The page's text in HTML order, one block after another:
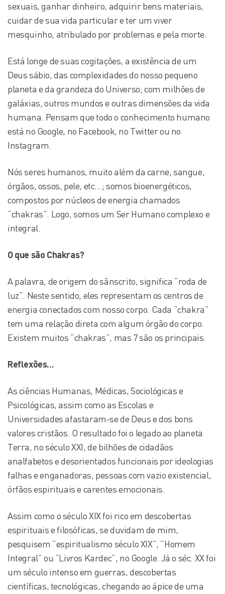
sexuais, ganhar dinheiro, adquirir bens materiais,
cuidar de sua vida particular e ter um viver
mesquinho, atribulado por problemas e pela morte.
Está longe de suas cogitações, a existência de um
Deus sábio, das complexidades do nosso pequeno
planeta e da grandeza do Universo; com milhões de
galáxias, outros mundos e outras dimensões da vida
humana. Pensam que todo o conhecimento humano
está no Google, no Facebook, no Twitter ou no
Instagram.
Nós seres humanos, muito além da carne, sangue,
órgãos, ossos, pele, etc…; somos bioenergéticos,
compostos por núcleos de energia chamados
“chakras”. Logo, somos um Ser Humano complexo e
integral.
O que são Chakras?
A palavra, de origem do sânscrito, significa “roda de
luz”. Neste sentido, eles representam os centros de
energia conectados com nosso corpo. Cada “chakra”
tem uma relação direta com algum órgão do corpo.
Existem muitos “chakras”, mas 7 são os principais.
Reflexões…
As ciências Humanas, Médicas, Sociológicas e
Psicológicas, assim como as Escolas e
Universidades afastaram-se de Deus e dos bons
valores cristãos. O resultado foi o legado ao planeta
Terra, no século XXI, de bilhões de cidadãos
analfabetos e desorientados funcionais por ideologias
falhas e enganadoras, pessoas com vazio existencial,
órfãos espirituais e carentes emocionais.
Assim como o século XIX foi rico em descobertas
espirituais e filosóficas, se duvidam de mim,
pesquisem “espiritualismo século XIX”, “Homem
Integral” ou “Livros Kardec”, no Google. Já o séc. XX foi
um século intenso em guerras, descobertas
científicas, tecnológicas, chegando ao ápice de uma